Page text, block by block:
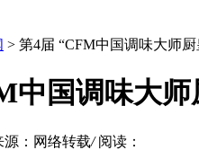
> 第4届 “CFM中国调味大师
中国调味大
源：网络转载/ 阅读：